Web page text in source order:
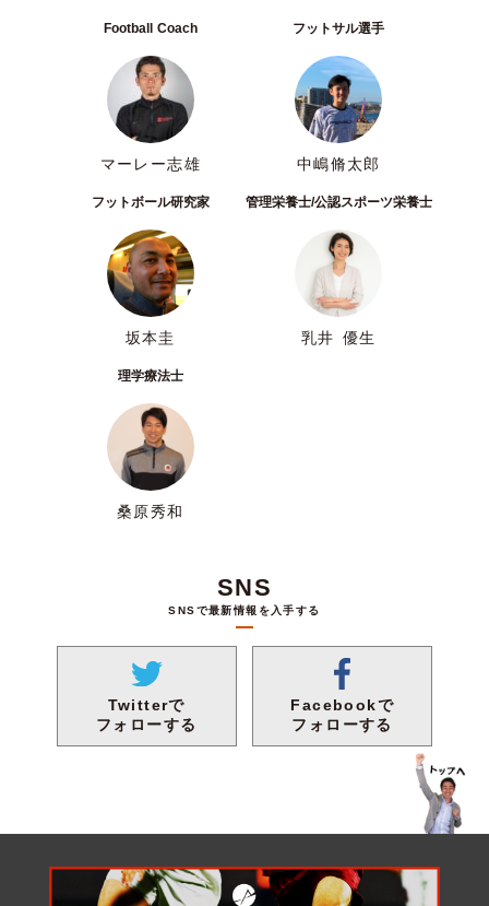
Football Coach
マーレー志雄
フットサル選手
中嶋脩太郎
フットボール研究家
坂本圭
管理栄養士/公認スポーツ栄養士
乳井 優生
理学療法士
桑原秀和
SNS
SNSで最新情報を入手する
Twitterで
フォローする
Facebookで
フォローする